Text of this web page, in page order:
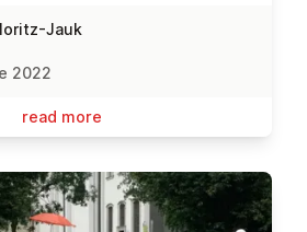
Jauk
2022
read more